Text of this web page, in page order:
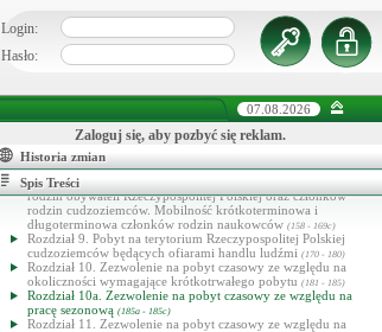
Login:
Hasło:
07.08.2026
Zaloguj się, aby pozbyć się reklam.
Historia zmian
Spis Treści
Rozdział 5. Zezwolenie na pobyt czasowy w celu prowadzenia
działalności gospodarczej(142 - 143a)
Rozdział 6. Zezwolenie na pobyt czasowy w celu kształcenia
się na studiach. Mobilność studenta
badań naukowych. Mobilność krótkoterminowa i
Rozdział 7a. Zezwolenie na pobyt czasowy dla stażysty
(157a - 157f)
Rozdział 7b. Zezwolenie na pobyt czasowy dla wolontariusza
(157g - 157l)
Rozdział 8. Zezwolenie na pobyt czasowy dla członków
rodzin obywateli Rzeczypospolitej Polskiej oraz członków
rodzin cudzoziemców. Mobilność krótkoterminowa i
długoterminowa członków rodzin naukowców (158 - 169c)
Rozdział 9. Pobyt na terytorium Rzeczypospolitej Polskiej
cudzoziemców będących ofiarami handlu ludźmi (170 - 180)
Rozdział 10. Zezwolenie na pobyt czasowy ze względu na
okoliczności wymagające krótkotrwałego pobytu (181 - 185)
Rozdział 10a. Zezwolenie na pobyt czasowy ze względu na
pracę sezonową (185a - 185c)
Rozdział 11. Zezwolenie na pobyt czasowy ze względu na